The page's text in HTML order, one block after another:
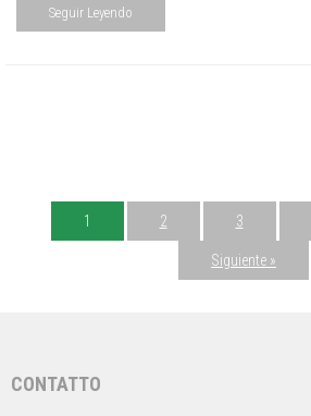
Seguir Leyendo
1 2 3
Siguiente »
CONTATTO